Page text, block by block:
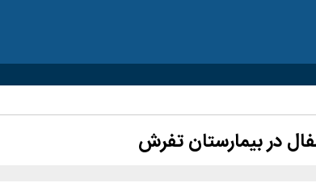
در بیمارستان تفرش